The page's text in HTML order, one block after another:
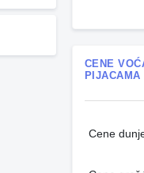
CENE
PIJACAMA
Cene